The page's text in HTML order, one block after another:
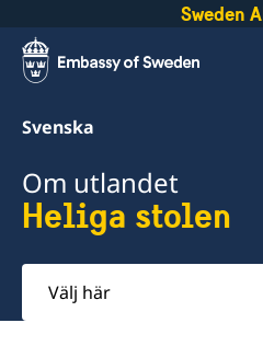
Sweden
Svenska
Om utlandet
Heliga stolen
Välj
här